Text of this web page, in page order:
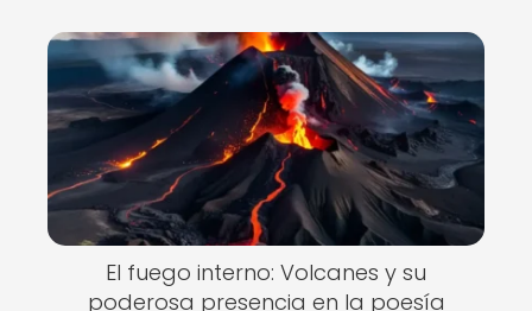
El fuego interno: Volcanes y su
poderosa presencia en la poesía